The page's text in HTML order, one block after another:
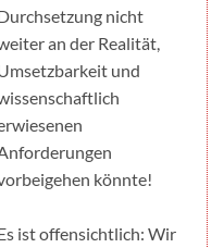
nicht
an der Realität,
und
könnte!
ist offensichtlich: Wir